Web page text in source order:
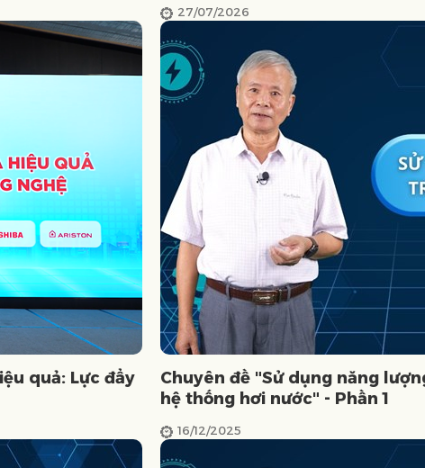
27/07/2026
quả: Lực đẩy
Chuyên đề "Sử dụng năng
hệ thống hơi nước" - Phần 1
16/12/2025